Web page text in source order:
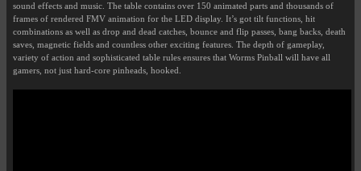
sound effects and music. The table contains over 150 animated parts and thousands of
frames of rendered FMV animation for the LED display. It’s got tilt functions, hit
combinations as well as drop and dead catches, bounce and flip passes, bang backs, death
saves, magnetic fields and countless other exciting features. The depth of gameplay,
variety of action and sophisticated table rules ensures that Worms Pinball will have all
gamers, not just hard-core pinheads, hooked.